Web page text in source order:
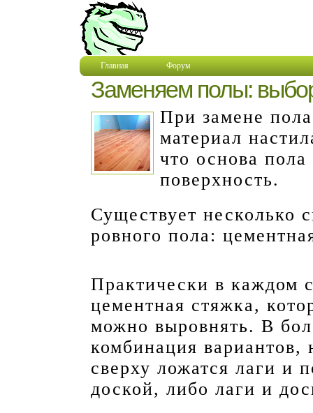
Главная Форум
Заменяем полы:
При замене
материал
что основа
поверхность.
Существует несколько
ровного пола:
Практически в каждом
цементная стяжка,
можно выровнять. В
комбинация
сверху ложатся лаги и
доской, либо лаги и